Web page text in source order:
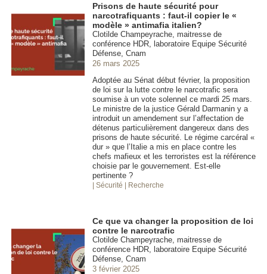
Prisons de haute sécurité pour
narcotrafiquants : faut-il copier le «
modèle » antimafia italien?
Clotilde Champeyrache, maitresse de
conférence HDR, laboratoire Equipe Sécurité
Défense, Cnam
26 mars 2025
Adoptée au Sénat début février, la proposition
de loi sur la lutte contre le narcotrafic sera
soumise à un vote solennel ce mardi 25 mars.
Le ministre de la justice Gérald Darmanin y a
introduit un amendement sur l’affectation de
détenus particulièrement dangereux dans des
prisons de haute sécurité. Le régime carcéral «
dur » que l’Italie a mis en place contre les
chefs mafieux et les terroristes est la référence
choisie par le gouvernement. Est-elle
pertinente ?
| Sécurité | Recherche
Ce que va changer la proposition de loi
contre le narcotrafic
Clotilde Champeyrache, maitresse de
conférence HDR, laboratoire Equipe Sécurité
Défense, Cnam
3 février 2025